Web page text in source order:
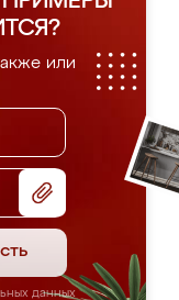
или
данных